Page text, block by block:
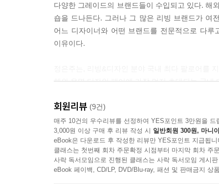
다양한 그레이드의 브랜드들이 수입되고 있다. 해
숍을 드나든다. 그러나 그 많은 리빙 브랜드가 여
어느 디자이너와 어떤 브랜드를 전문적으로 다
이유이다.
해외 유명 디자인 페어에 가장 먼저 초대되는 국내
국내 다양한 리빙 숍 가운데 저자가 선별한 65개
개의 브랜드를 다루는 셀렉트 숍, 자재나 소품을
총망라했다. 확고한 철학과 접근 방식을 보여주
살펴야 할 관점과 추천 아이템도 소개하였다.
고려한 실용적인 숍도 있다. 이름의 가치를 지닌 리
회원리뷰 (9건)
매주 10건의 우수리뷰를 선정하여 YES포인트 3만원을 드
3,000원 이상 구매 후 리뷰 작성 시 일반회원 300원, 마니
eBook은 다운로드 후 작성한 리뷰만 YES포인트 지급됩니
클래스는 첫번째 회차 주문확정 시점부터 마지막 회차 주
사락 독서모임으로 진행된 클래스는 사락 독서모임 게시
eBook 페이백, CD/LP, DVD/Blu-ray, 패션 및 판매금지 상